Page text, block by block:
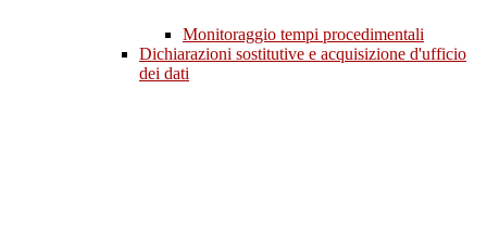
Monitoraggio tempi procedimentali
Dichiarazioni sostitutive e acquisizione d'ufficio
dei dati